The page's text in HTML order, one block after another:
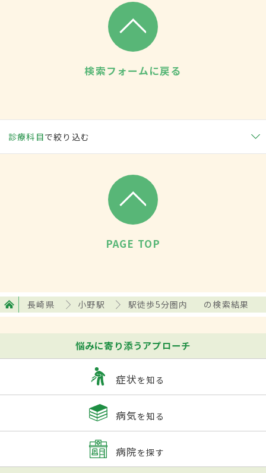
検索フォームに戻る
診療科目で絞り込む
PAGE TOP
長崎県 小野駅 駅徒歩5分圏内 の検索結果
悩みに寄り添うアプローチ
症状を知る
病気を知る
病院を探す